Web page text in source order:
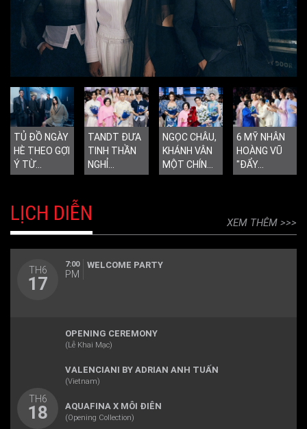
TỦ ĐỒ NGÀY
HÈ THEO GỢI
Ý TỪ...
TANDT ĐƯA
TINH THẦN
NGHỈ...
NGỌC CHÂU,
KHÁNH VÂN
MỘT CHÍN...
6 MỸ NHÂN
HOÀNG VŨ
"ĐẨY...
LỊCH DIỄN
TH6
17
7:00
PM
WELCOME PARTY
TH6
18
OPENING CEREMONY
(Lễ Khai Mạc)
VALENCIANI BY ADRIAN ANH TUẤN
(Vietnam)
AQUAFINA X MÔI ĐIÊN
(Opening Collection)
XEM THÊM